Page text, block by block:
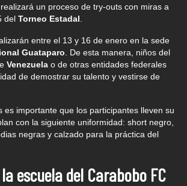
realizará un proceso de try-outs con miras a
del Torneo Estadal
entre el 13 y 16 de enero en la sede
Guataparo . De esta manera, niños del
Venezuela o de otras entidades federales
de demostrar su talento y vestirse de
es importante que los participantes lleven su
con la siguiente uniformidad: short negro,
negras y calzado para la práctica del
escuela del Carabobo FC